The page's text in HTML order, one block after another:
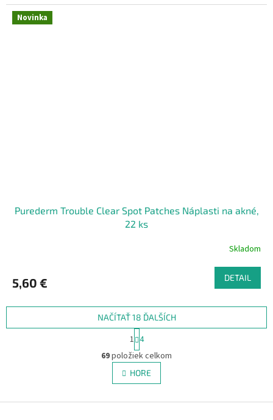
Novinka
Purederm Trouble Clear Spot Patches Náplasti na akné,
22 ks
Skladom
5,60 € DETAIL
O
v
l
á
NAČÍTAŤ 18 ĎALŠÍCH
t
r
á
n
k
v
1 4
69položiek celkom
HORE